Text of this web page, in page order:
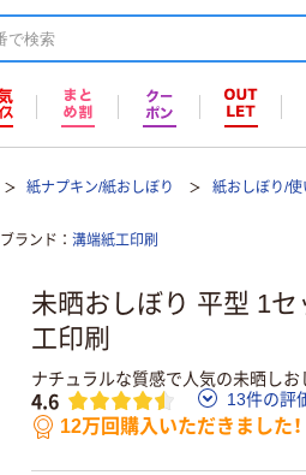
紙ナプキン/紙おしぼり 紙おしぼり/使
ブランド 溝端紙工印刷
未晒おしぼり 平型 1セ
工印刷
ナチュラルな質感で人気の未晒しお
4.6 13件の評
12万回購入いただきました！